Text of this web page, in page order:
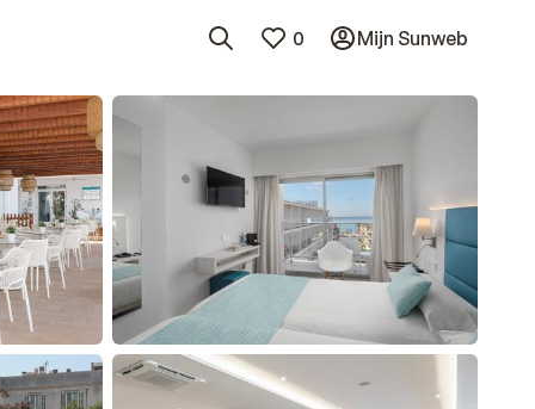
0 Mijn Sunweb